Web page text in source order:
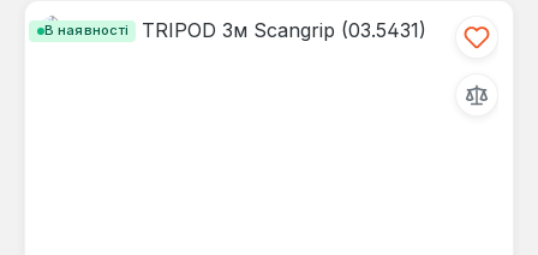
В наявності